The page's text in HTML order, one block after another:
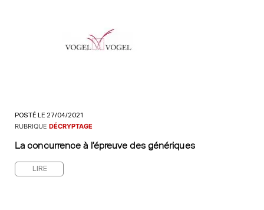
POSTÉ LE 27/04/2021
RUBRIQUE DÉCRYPTAGE
La concurrence à l’épreuve des génériques
LIRE